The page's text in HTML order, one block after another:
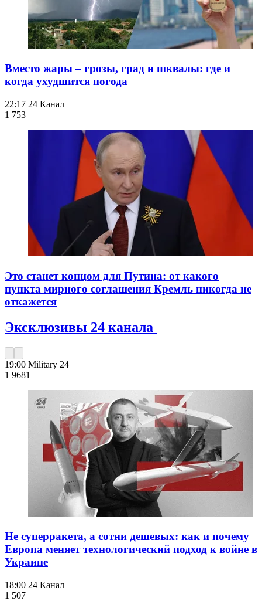
Вместо жары – грозы, град и шквалы: где и
когда ухудшится погода
22:17 24 Канал
1 753
Это станет концом для Путина: от какого
пункта мирного соглашения Кремль никогда не
откажется
Эксклюзивы 24 канала
19:00 Military 24
1 9681
Не суперракета, а сотни дешевых: как и почему
Европа меняет технологический подход к войне в
Украине
18:00 24 Канал
1 507